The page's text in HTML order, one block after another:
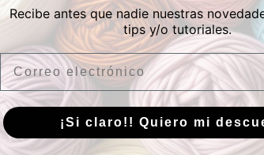
color negro
Recibe antes que nadie nuestras
tips y/o tutoriales.
Email
¡Si claro!! Quiero mi